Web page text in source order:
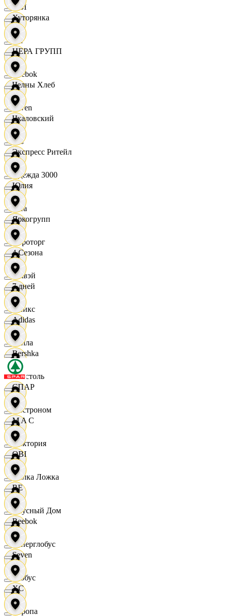
OBI
RE
Reebok
Seven
XC
Одежда 3000
Zara
Агроторг
Амвэй
Аникс
Билла
Бристоль
Быстроном
Виктория
Вилка Ложка
Вкусный Дом
Гиперглобус
Глобус
Европа
Хуторянка
ЦЕРА ГРУПП
Челны Хлеб
Чкаловский
Экспресс Ритейл
Юлия
Яркогрупп
4 Сезона
7 дней
Adidas
Bershka
СПАР
M A C
OBI
RE
Reebok
Seven
XC